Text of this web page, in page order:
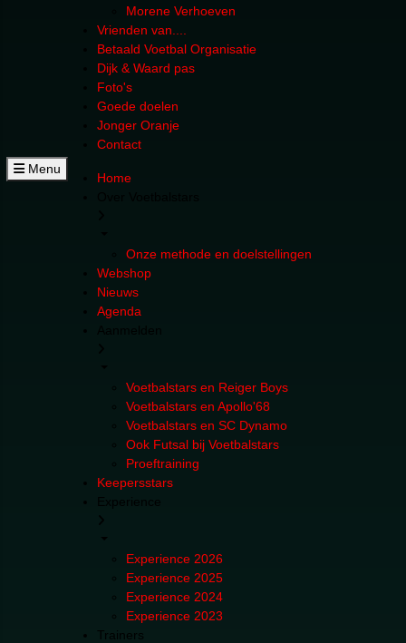
Menu
Morene Verhoeven
Vrienden van....
Betaald Voetbal Organisatie
Dijk & Waard pas
Foto's
Goede doelen
Jonger Oranje
Contact
Home
Onze methode en doelstellingen
Webshop
Nieuws
Agenda
Voetbalstars en Reiger Boys
Voetbalstars en Apollo'68
Voetbalstars en SC Dynamo
Ook Futsal bij Voetbalstars
Proeftraining
Keepersstars
Experience 2026
Experience 2025
Experience 2024
Experience 2023
Trainers